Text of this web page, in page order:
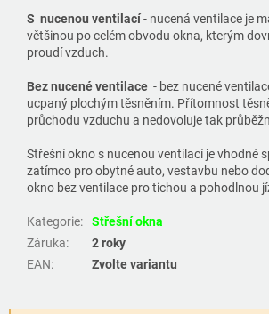
S nucenou ventilací- nucená ventilace je
většinou po celém obvodu okna, kterým
proudí vzduch.
Bez nucené ventilace - bez nucené
ucpaný plochým těsněním. Přítomnost
průchodu vzduchu a nedovoluje tak
Střešní okno s nucenou ventilací je vhodné
zatímco pro obytné auto, vestavbu nebo
okno bez ventilace pro tichou a pohodlnou
Kategorie:
Střešní okna
Záruka:
2 roky
EAN: Zvolte variantu